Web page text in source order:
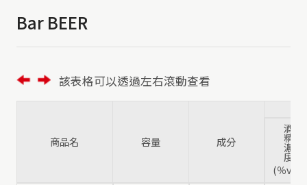
Bar BEER
該表格可以透過左右滾動查看
商品名 容量 成分
酒
精
濃
度
(％vol)